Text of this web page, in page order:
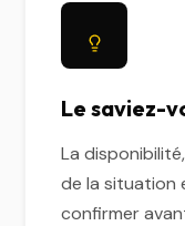
Le saviez-
La
de la situation
confirmer